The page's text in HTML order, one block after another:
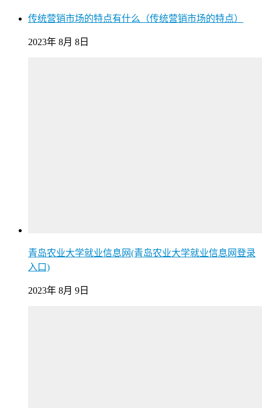
传统营销市场的特点有什么（传统营销市场的特点）
2023年 8月 8日
青岛农业大学就业信息网(青岛农业大学就业信息网登录
入口)
2023年 8月 9日